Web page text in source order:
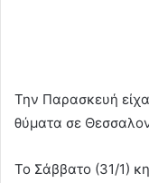
Την Παρασκευή
θύματα σε
Το Σάββατο (31/1)